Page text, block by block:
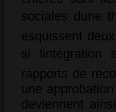
sociales dune
esquissent
si lintégration
rapports de
une
deviennent